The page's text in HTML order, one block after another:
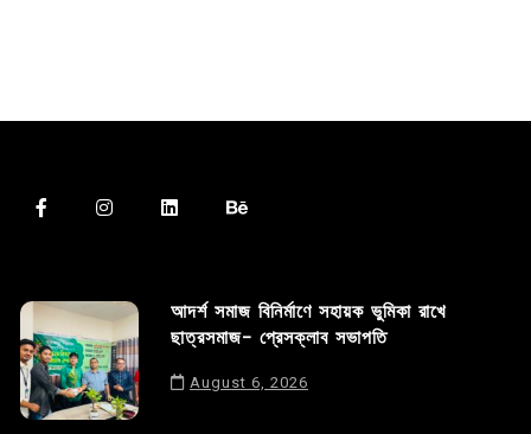
আদর্শ সমাজ বিনির্মাণে সহায়ক ভুমিকা রাখে
ছাত্রসমাজ- প্রেসক্লাব সভাপতি
August 6, 2026